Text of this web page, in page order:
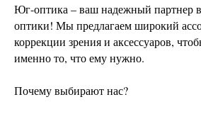
Юг-оптика – ваш надежный партнер
оптики! Мы предлагаем широкий
коррекции зрения и аксессуаров,
именно то, что ему нужно.
Почему выбирают нас?